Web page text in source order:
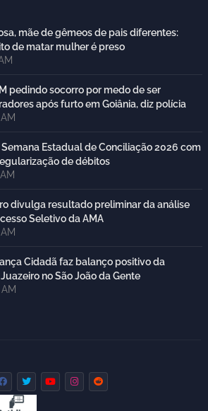
mãe de gêmeos de pais diferentes:
de matar mulher é preso
pedindo socorro por medo de ser
após furto em Goiânia, diz polícia
Estadual de Conciliação 2026 com
de débitos
divulga resultado preliminar da análise
Seletivo da AMA
Cidadã faz balanço positivo da
no São João da Gente